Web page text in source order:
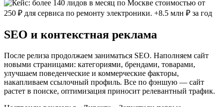
SEO и контекстная реклама
После релиза продолжаем заниматься SEO. Наполняем сайт
новыми страницами: категориями, брендами, товарами,
улучшаем поведенческие и коммерческие факторы,
накапливаем ссылочный профиль. Все по фэншую — сайт
растет в поиске, оптимизация приносит релевантный трафик.